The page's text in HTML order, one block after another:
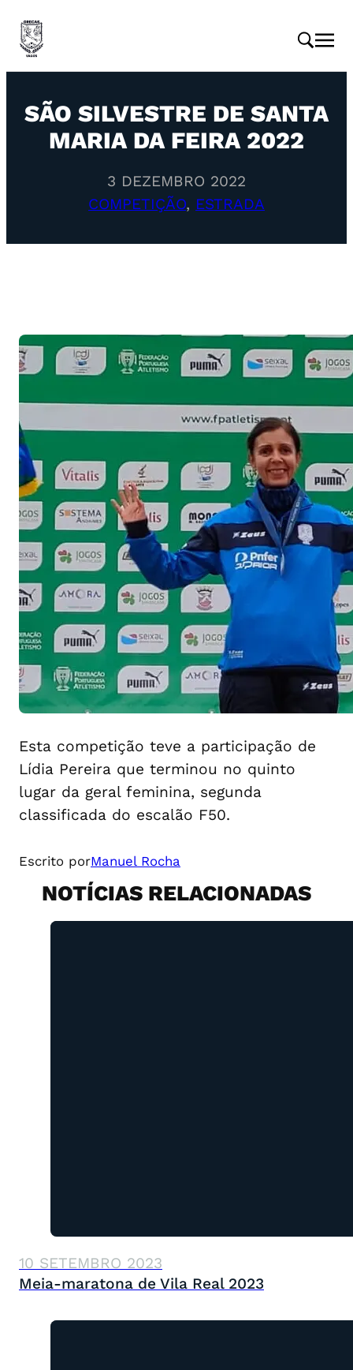
SÃO SILVESTRE DE SANTA
MARIA DA FEIRA 2022
3 DEZEMBRO 2022
COMPETIÇÃO, ESTRADA
Esta competição teve a participação de
Lídia Pereira que terminou no quinto
lugar da geral feminina, segunda
classificada do escalão F50.
Escrito porManuel Rocha
NOTÍCIAS RELACIONADAS
10 SETEMBRO 2023
Meia-maratona de Vila Real 2023